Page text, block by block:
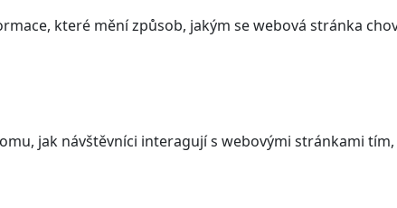
které mění způsob, jakým se webová stránka
jak návštěvníci interagují s webovými stránkami